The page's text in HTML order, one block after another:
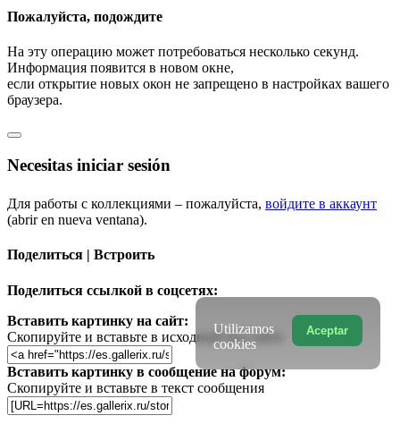
Пожалуйста, подождите
На эту операцию может потребоваться несколько секунд.
Информация появится в новом окне,
если открытие новых окон не запрещено в настройках вашего
браузера.
Necesitas iniciar sesión
Для работы с коллекциями – пожалуйста, войдите в аккаунт
(abrir en nueva ventana).
Поделиться | Встроить
Поделиться ссылкой в соцсетях:
Вставить картинку на сайт:
Скопируйте и вставьте в исходный код сайта
Вставить картинку в сообщение на форум:
Скопируйте и вставьте в текст сообщения
Aceptar
Utilizamos
cookies